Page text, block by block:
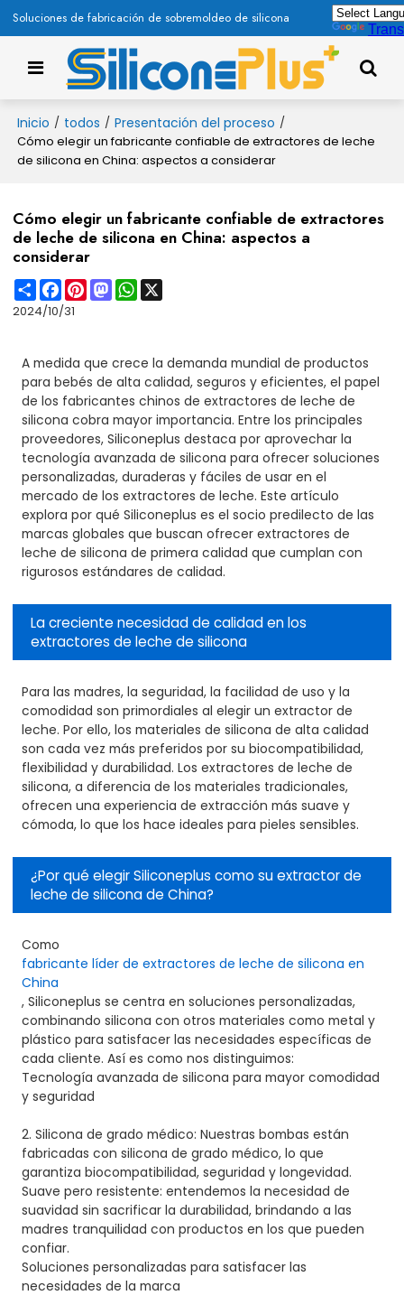
Soluciones de fabricación de sobremoldeo de silicona
Inicio / todos / Presentación del proceso /
Cómo elegir un fabricante confiable de extractores de leche
de silicona en China: aspectos a considerar
Cómo elegir un fabricante confiable de extractores
de leche de silicona en China: aspectos a
considerar
ShareFacebook
PinterestMastodonWhatsApp
2024/10/31
A medida que crece la demanda mundial de productos
para bebés de alta calidad, seguros y eficientes, el papel
de los fabricantes chinos de extractores de leche de
silicona cobra mayor importancia. Entre los principales
proveedores, Siliconeplus destaca por aprovechar la
tecnología avanzada de silicona para ofrecer soluciones
personalizadas, duraderas y fáciles de usar en el
mercado de los extractores de leche. Este artículo
explora por qué Siliconeplus es el socio predilecto de las
marcas globales que buscan ofrecer extractores de
leche de silicona de primera calidad que cumplan con
rigurosos estándares de calidad.
La creciente necesidad de calidad en los
extractores de leche de silicona
Para las madres, la seguridad, la facilidad de uso y la
comodidad son primordiales al elegir un extractor de
leche. Por ello, los materiales de silicona de alta calidad
son cada vez más preferidos por su biocompatibilidad,
flexibilidad y durabilidad. Los extractores de leche de
silicona, a diferencia de los materiales tradicionales,
ofrecen una experiencia de extracción más suave y
cómoda, lo que los hace ideales para pieles sensibles.
¿Por qué elegir Siliconeplus como su extractor de
leche de silicona de China?
Como
fabricante líder de extractores de leche de silicona en
China
, Siliconeplus se centra en soluciones personalizadas,
combinando silicona con otros materiales como metal y
plástico para satisfacer las necesidades específicas de
cada cliente. Así es como nos distinguimos:
Tecnología avanzada de silicona para mayor comodidad
y seguridad
2. Silicona de grado médico: Nuestras bombas están
fabricadas con silicona de grado médico, lo que
garantiza biocompatibilidad, seguridad y longevidad.
Suave pero resistente: entendemos la necesidad de
suavidad sin sacrificar la durabilidad, brindando a las
madres tranquilidad con productos en los que pueden
confiar.
Soluciones personalizadas para satisfacer las
necesidades de la marca